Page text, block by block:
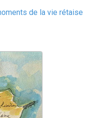
de la vie rétaise